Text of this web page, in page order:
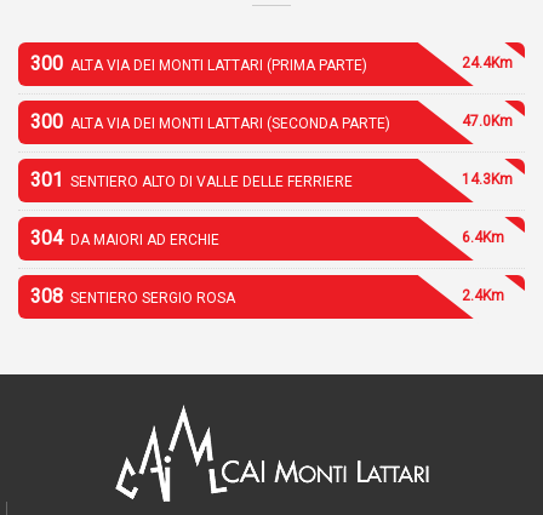
300 ALTA VIA DEI MONTI LATTARI (PRIMA PARTE) 24.4Km
300 ALTA VIA DEI MONTI LATTARI (SECONDA PARTE) 47.0Km
301 SENTIERO ALTO DI VALLE DELLE FERRIERE 14.3Km
304 DA MAIORI AD ERCHIE 6.4Km
308 SENTIERO SERGIO ROSA 2.4Km